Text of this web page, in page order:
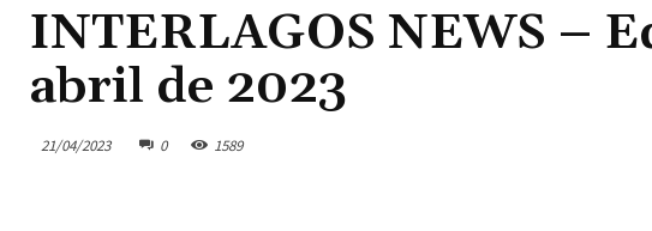
INTERLAGOS NEWS –
abril de 2023
21/04/2023 0 1589